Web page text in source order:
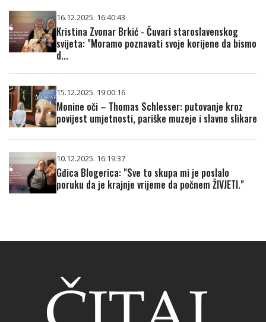
16.12.2025. 16:40:43
Kristina Zvonar Brkić - Čuvari staroslavenskog
svijeta: "Moramo poznavati svoje korijene da bismo
d...
15.12.2025. 19:00:16
Monine oči – Thomas Schlesser: putovanje kroz
povijest umjetnosti, pariške muzeje i slavne slikare
10.12.2025. 16:19:37
Gđica Blogerica: "Sve to skupa mi je poslalo
poruku da je krajnje vrijeme da počnem ŽIVJETI."